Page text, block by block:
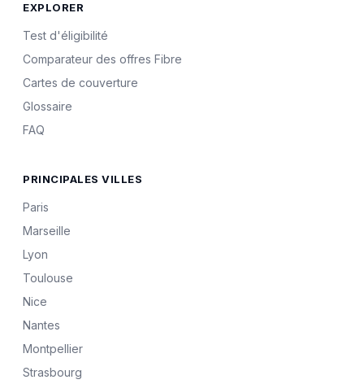
EXPLORER
Test d'éligibilité
Comparateur des offres Fibre
Cartes de couverture
Glossaire
FAQ
PRINCIPALES VILLES
Paris
Marseille
Lyon
Toulouse
Nice
Nantes
Montpellier
Strasbourg